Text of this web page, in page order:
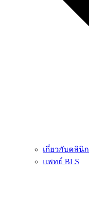
เกี่ยวกับคลินิก
แพทย์ BLS